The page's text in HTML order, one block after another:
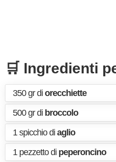
🛒 Ingredienti
350 gr di orecchiette
500 gr di broccolo
1 spicchio di aglio
1 pezzetto di peperoncino